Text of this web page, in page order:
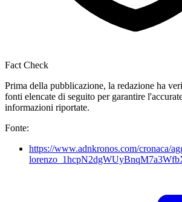
Fact Check
Prima della pubblicazione, la redazione ha
fonti elencate di seguito per garantire
informazioni riportate.
Fonte:
https://www.adnkronos.com/cronaca/